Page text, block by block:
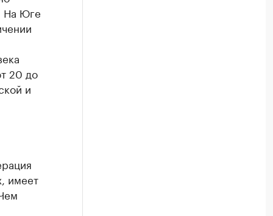
На Юге
20 до
и
имеет